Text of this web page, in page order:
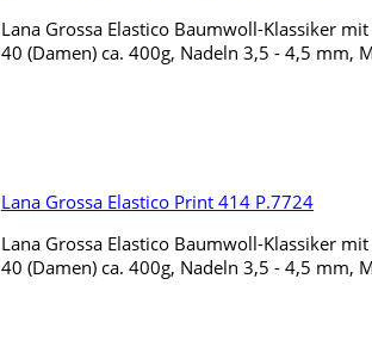
Lana Grossa Elastico Baumwoll-Klassiker
40 (Damen) ca. 400g, Nadeln 3,5 - 4,5 mm,
Lana Grossa Elastico Print 414 P.7724
Lana Grossa Elastico Baumwoll-Klassiker
40 (Damen) ca. 400g, Nadeln 3,5 - 4,5 mm,